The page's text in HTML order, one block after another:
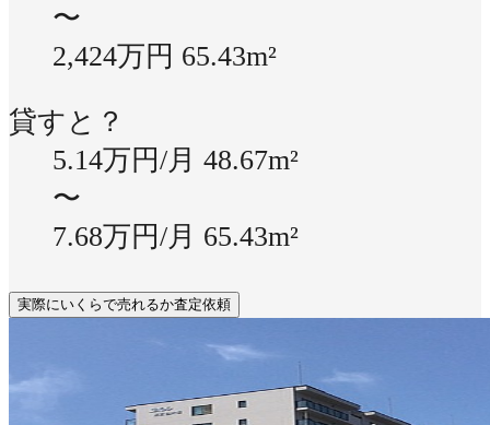
〜
2,424万円 65.43m²
貸すと？
5.14万円/月 48.67m²
〜
7.68万円/月 65.43m²
実際にいくらで売れるか査定依頼